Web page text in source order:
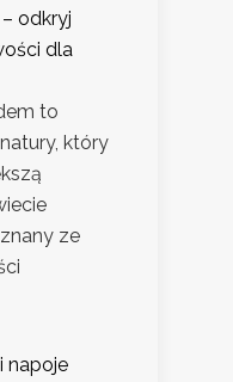
odkryj
dla
to
który
ze
napoje